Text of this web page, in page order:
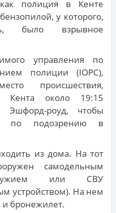
полиция в Кенте
у которого,
было взрывное
управления по
полиции (IOPC),
происшествия,
Кента около 19:15
роуд, чтобы
по подозрению в
из дома. На тот
самодельным
или СВУ
устройством). На нем
и бронежилет.